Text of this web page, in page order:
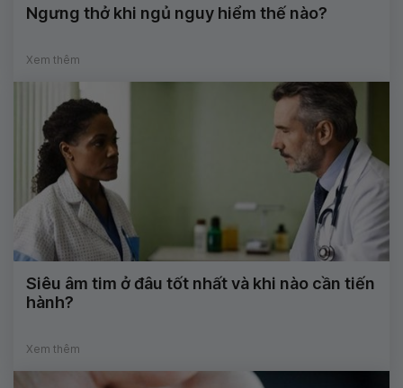
Ngưng thở khi ngủ nguy hiểm thế nào?
Xem thêm
Siêu âm tim ở đâu tốt nhất và khi nào cần tiến
hành?
Xem thêm